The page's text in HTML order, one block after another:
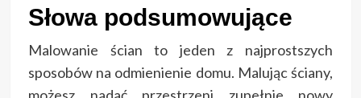
Słowa podsumowujące
Malowanie ścian to jeden z najprostszych
sposobów na odmienienie domu. Malując ściany,